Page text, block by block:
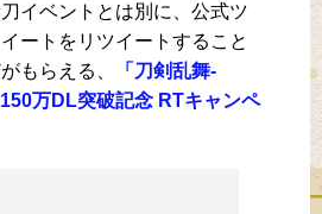
イベントとは別に、公式ツ
ートをリツイートすること
もらえる、
「刀剣乱舞-
万DL突破記念 RTキャンペ